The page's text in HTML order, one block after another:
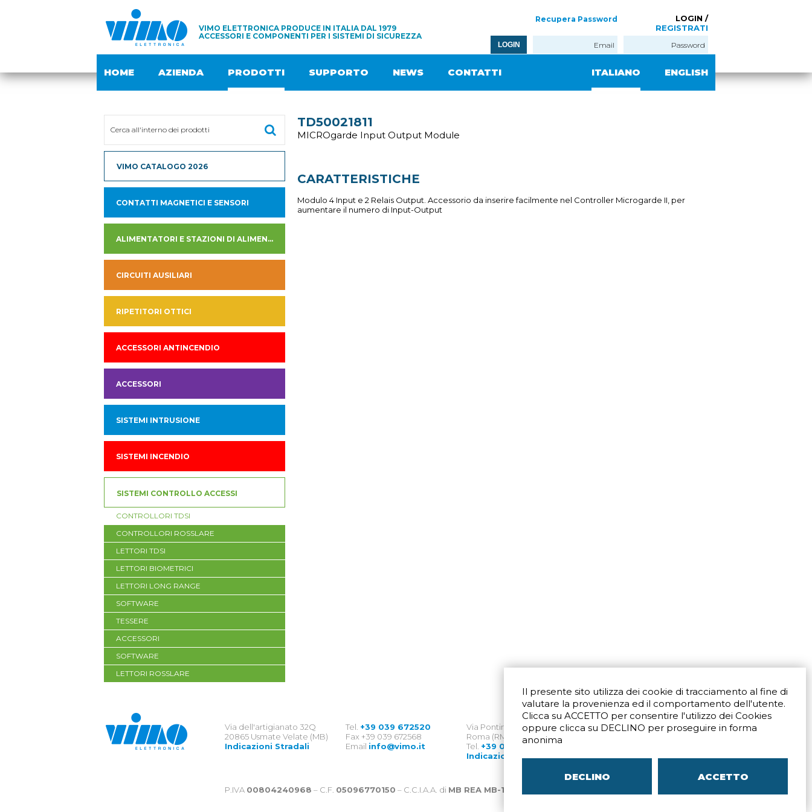
Il presente sito utilizza dei cookie di tracciamento al fine di
valutare la provenienza ed il comportamento dell'utente.
Clicca su ACCETTO per consentire l'utilizzo dei Cookies
oppure clicca su DECLINO per proseguire in forma
anonima
DECLINO ACCETTO
VIMO ELETTRONICA PRODUCE IN ITALIA DAL 1979
ACCESSORI E COMPONENTI PER I SISTEMI DI SICUREZZA
LOGIN /
REGISTRATI
Recupera Password
LOGIN
HOME AZIENDA PRODOTTI SUPPORTO NEWS CONTATTI ENGLISH
ITALIANO
VIMO CATALOGO 2026
CONTATTI MAGNETICI E SENSORI
ALIMENTATORI E STAZIONI DI ALIMENTAZIONE
CIRCUITI AUSILIARI
RIPETITORI OTTICI
ACCESSORI ANTINCENDIO
ACCESSORI
SISTEMI INTRUSIONE
SISTEMI INCENDIO
SISTEMI CONTROLLO ACCESSI
CONTROLLORI TDSI
CONTROLLORI ROSSLARE
LETTORI TDSI
LETTORI BIOMETRICI
LETTORI LONG RANGE
SOFTWARE
TESSERE
ACCESSORI
SOFTWARE
LETTORI ROSSLARE
TD50021811
MICROgarde Input Output Module
CARATTERISTICHE
Modulo 4 Input e 2 Relais Output. Accessorio da inserire facilmente nel Controller Microgarde II, per
aumentare il numero di Input-Output
Via dell'artigianato 32Q
20865 Usmate Velate (MB)
Indicazioni Stradali
Tel. +39 039 672520
Fax +39 039 672568
Email info@vimo.it
Via Pontina 583
Roma (RM) 00128
Tel. +39 06 80079273
Indicazioni Stradali
Via San Crispino 64
P.IVA 00804240968 – C.F. 05096770150 – C.C.I.A.A. di MB REA MB-1176225